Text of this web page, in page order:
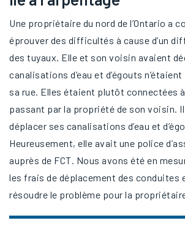
Une propriétaire du nord de l’Ontario a
éprouver des difficultés à cause d’un
des tuyaux. Elle et son voisin avaient
canalisations d’eau et d’égouts
sa rue. Elles étaient plutôt connectées
passant par la propriété de son voisin. Il
déplacer ses canalisations d’eau et
Heureusement, elle avait une police
auprès de FCT. Nous avons été en
les frais de déplacement des conduites
résoudre le problème pour la